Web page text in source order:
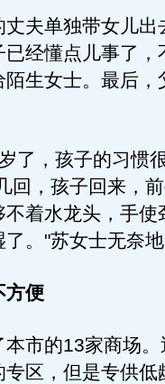
夫单独带女儿出
经懂点儿事了，
生女士。最后，
，孩子的习惯
回，孩子回来，
着水龙头，手使
。"苏女士无奈
便
市的13家商场。
区，但是专供低